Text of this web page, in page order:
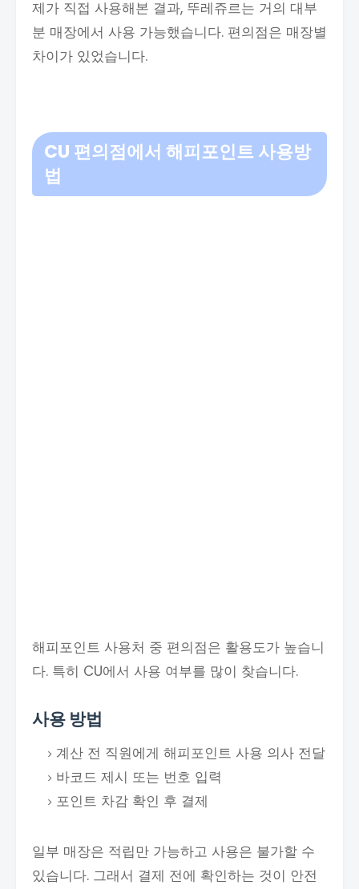
제가 직접 사용해본 결과, 뚜레쥬르는 거의 대부
분 매장에서 사용 가능했습니다. 편의점은 매장별
차이가 있었습니다.
CU 편의점에서 해피포인트 사용방
법
해피포인트 사용처 중 편의점은 활용도가 높습니
다. 특히 CU에서 사용 여부를 많이 찾습니다.
사용 방법
계산 전 직원에게 해피포인트 사용 의사 전달
바코드 제시 또는 번호 입력
포인트 차감 확인 후 결제
일부 매장은 적립만 가능하고 사용은 불가할 수
있습니다. 그래서 결제 전에 확인하는 것이 안전